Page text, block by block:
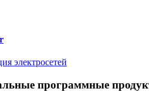
электросетей
программные